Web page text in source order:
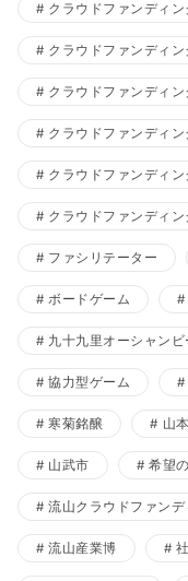
クラウドファンディ
クラウドファンディ
クラウドファンディ
クラウドファンディ
クラウドファンディン
クラウドファンディ
ファシリテーター
ボードゲーム
九十九里オーシャンビ
協力型ゲーム
寒菊銘醸 山
山武市 希望
流山クラウドファンデ
流山産業博